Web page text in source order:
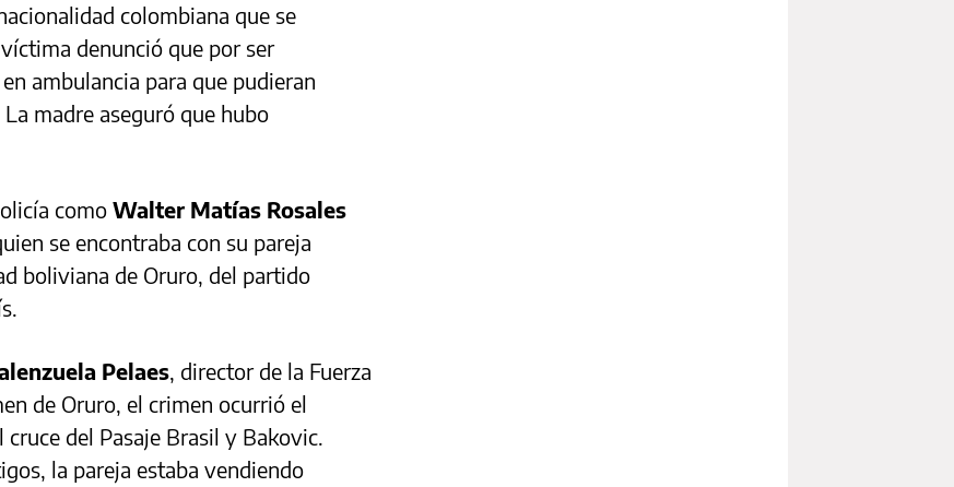
colombiana que se
denunció que por ser
ambulancia para que pudieran
madre aseguró que hubo
como Walter Matías Rosales
se encontraba con su pareja
boliviana de Oruro, del partido
Pelaes, director de la Fuerza
de Oruro, el crimen ocurrió el
cruce del Pasaje Brasil y Bakovic.
la pareja estaba vendiendo